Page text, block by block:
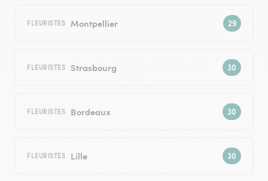
FLEURISTES Montpellier
FLEURISTES Strasbourg
FLEURISTES Bordeaux
FLEURISTES Lille